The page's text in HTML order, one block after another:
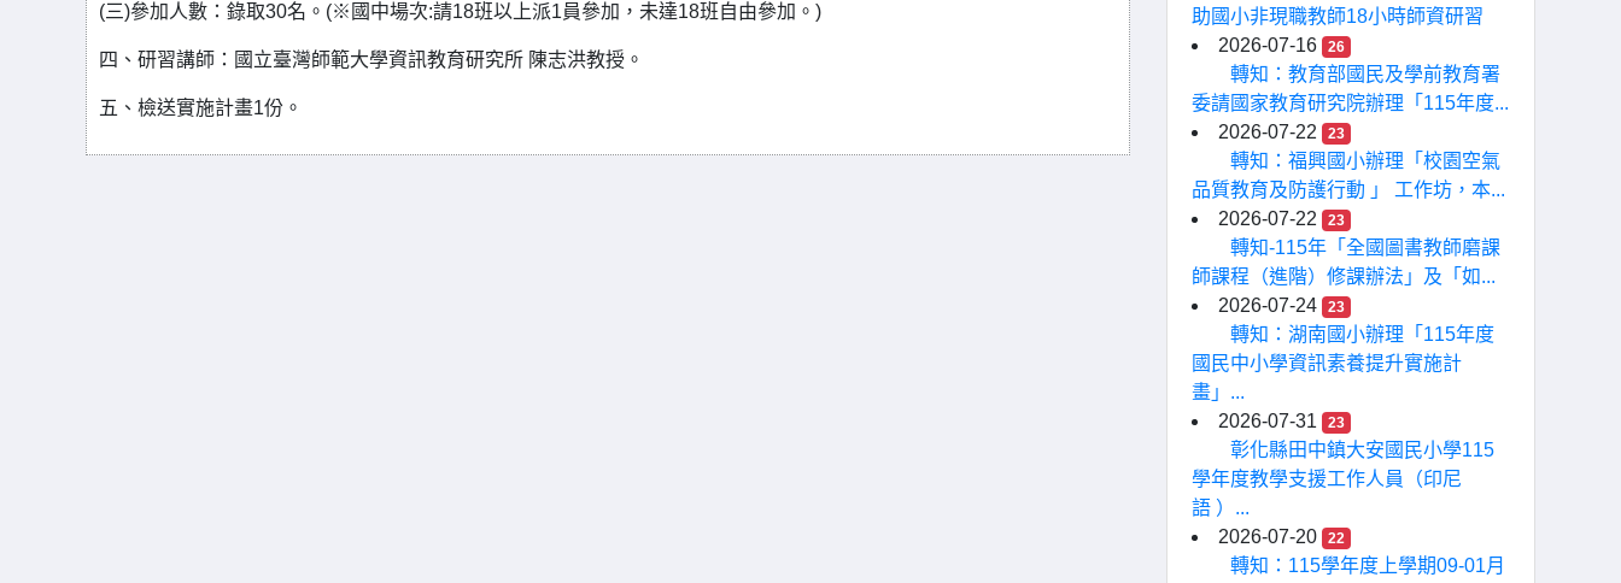
(三)參加人數：錄取30名。(※國中場次:請18班以上派1員參加，未達18班自由參加。)
四、研習講師：國立臺灣師範大學資訊教育研究所 陳志洪教授。
五、檢送實施計畫1份。
助國小非現職教師18小時師資研習
2026-07-16
26
轉知：教育部國民及學前教育署
委請國家教育研究院辦理「115年度...
2026-07-22
23
轉知：福興國小辦理「校園空氣
品質教育及防護行動 」 工作坊，本...
2026-07-22
23
轉知-115年「全國圖書教師磨課
師課程（進階）修課辦法」及「如...
2026-07-24
23
轉知：湖南國小辦理「115年度
國民中小學資訊素養提升實施計
畫」...
2026-07-31
23
彰化縣田中鎮大安國民小學115
學年度教學支援工作人員（印尼
語 ）...
2026-07-20
22
轉知：115學年度上學期09-01月